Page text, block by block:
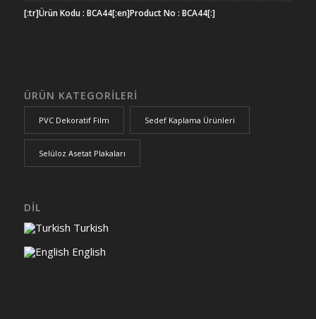
[:tr]Ürün Kodu : BCA44[:en]Product No : BCA44[:]
ÜRÜN KATEGORİLERİ
PVC Dekoratif Film Sedef Kaplama Ürünleri
Selüloz Asetat Plakaları
DİL
Turkish
English